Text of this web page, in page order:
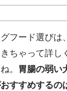
グフード選びは
ちゃって詳し
。
胃腸の弱い
すすめするの